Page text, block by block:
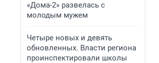
«Дома-2» развелась с
молодым мужем
Четыре новых и девять
обновленных. Власти региона
проинспектировали школы